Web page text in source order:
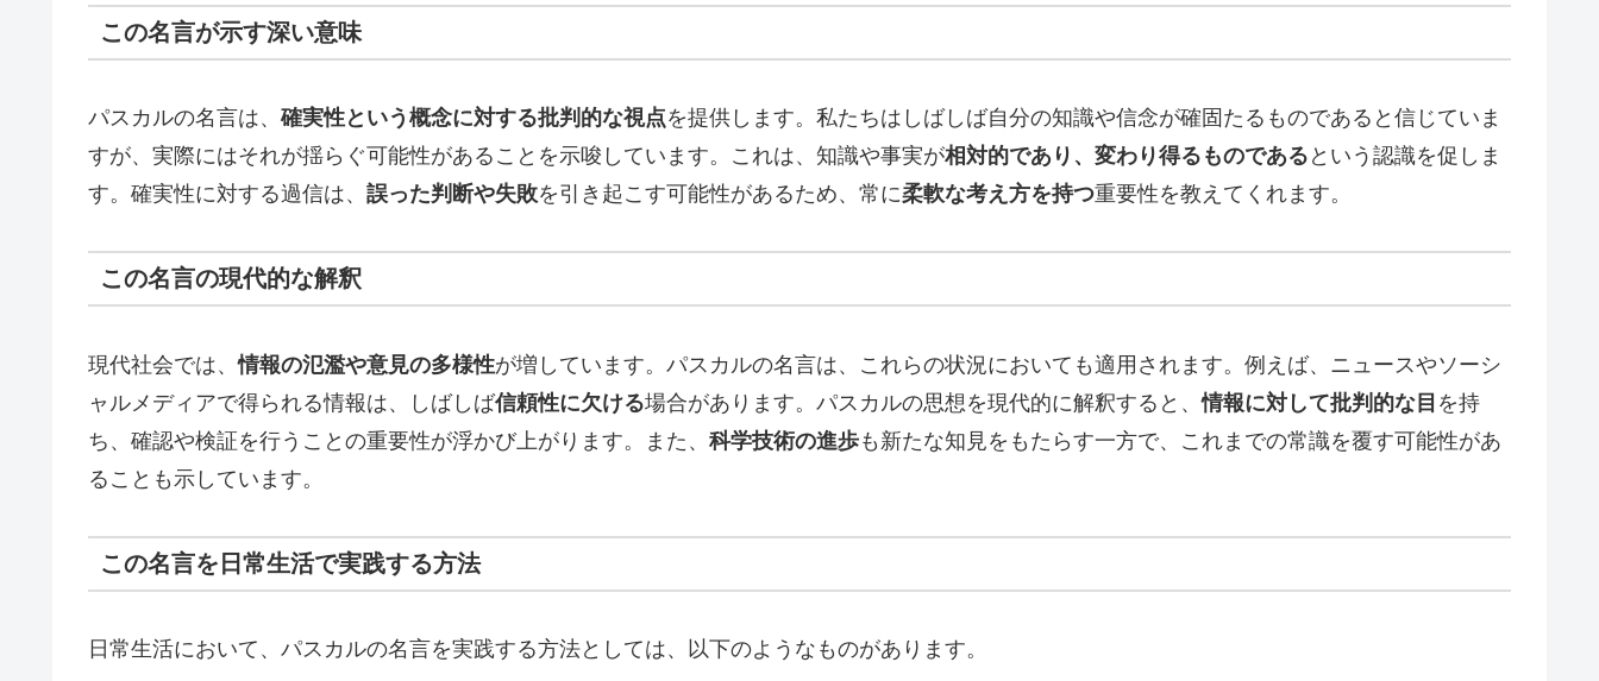
この名言が示す深い意味
パスカルの名言は、確実性という概念に対する批判的な視点を提供します。私たちはしばしば自分の知識や信念が確固たるものであると信じていま
すが、実際にはそれが揺らぐ可能性があることを示唆しています。これは、知識や事実が相対的であり、変わり得るものである という認識を促しま
す。確実性に対する過信は、 誤った判断や失敗を引き起こす可能性があるため、常に柔軟な考え方を持つ重要性を教えてくれます。
この名言の現代的な解釈
現代社会では、情報の氾濫や意見の多様性が増しています。パスカルの名言は、これらの状況においても適用されます。例えば、ニュースやソーシ
ャルメディアで得られる情報は、しばしば信頼性に欠ける場合があります。パスカルの思想を現代的に解釈すると、情報に対して批判的な目 を持
ち、確認や検証を行うことの重要性が浮かび上がります。また、 科学技術の進歩も新たな知見をもたらす一方で、これまでの常識を覆す可能性があ
ることも示しています。
この名言を日常生活で実践する方法
日常生活において、パスカルの名言を実践する方法としては、以下のようなものがあります。